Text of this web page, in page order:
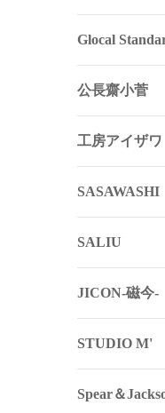
Glocal
公長齋小菅
工房アイザワ
SASAWASHI
SALIU
JICON-磁今-
STUDIO M'
Spear＆